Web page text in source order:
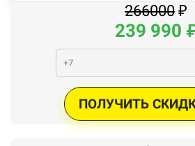
266000 ₽
239 990
ПОЛУЧИТЬ